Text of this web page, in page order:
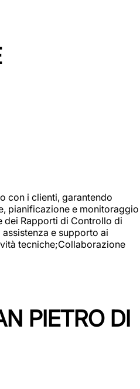
con i clienti, garantendo
pianificazione e monitoraggio
dei Rapporti di Controllo di
e supporto ai
tecniche;Collaborazione
PIETRO DI